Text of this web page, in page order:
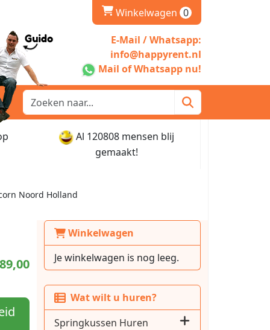
winkelwagen
Winkelwagen 0
E-Mail / Whatsapp:
info@happyrent.nl
Mail of Whatsapp nu!
Al 120808 mensen blij
gemaakt!
Noord Holland
Winkelwagen
Je winkelwagen is nog leeg.
Wat wilt u huren?
Springkussen Huren